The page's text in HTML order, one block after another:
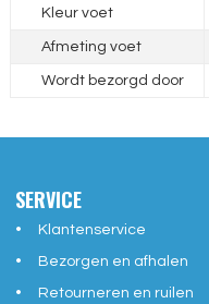
Kleur voet
Afmeting voet
Wordt bezorgd door
SERVICE
Klantenservice
Bezorgen en afhalen
Retourneren en ruilen